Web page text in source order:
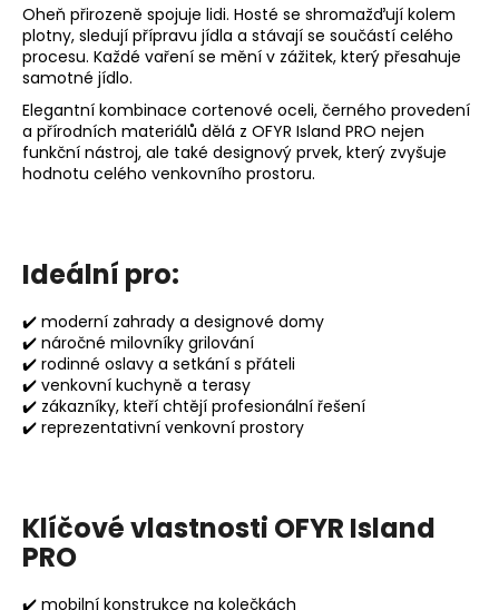
Oheň přirozeně spojuje lidi. Hosté se shromažďují kolem
plotny, sledují přípravu jídla a stávají se součástí celého
procesu. Každé vaření se mění v zážitek, který přesahuje
samotné jídlo.
Elegantní kombinace cortenové oceli, černého provedení
a přírodních materiálů dělá z OFYR Island PRO nejen
funkční nástroj, ale také designový prvek, který zvyšuje
hodnotu celého venkovního prostoru.
Ideální pro:
✔️ moderní zahrady a designové domy
✔️ náročné milovníky grilování
✔️ rodinné oslavy a setkání s přáteli
✔️ venkovní kuchyně a terasy
✔️ zákazníky, kteří chtějí profesionální řešení
✔️ reprezentativní venkovní prostory
Klíčové vlastnosti OFYR Island
PRO
✔️ mobilní konstrukce na kolečkách